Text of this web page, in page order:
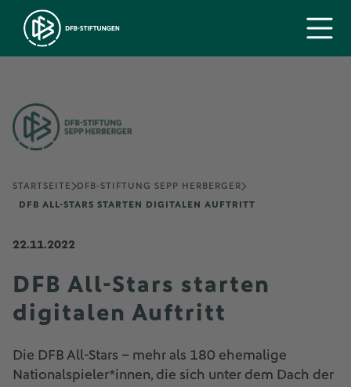
STARTSEITE
DFB-STIFTUNG SEPP HERBERGER
DFB ALL-STARS STARTEN DIGITALEN AUFTRITT
22.11.2022
DFB All-Stars starten
digitalen Auftritt
Die DFB All-Stars – mehr als 180 ehemalige
Nationalspieler*innen, die sich unter dem Dach der